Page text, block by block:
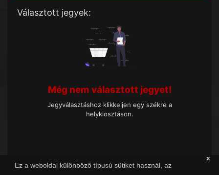
x
Ez a weboldal különböző típusú sütiket használ, az
Választott jegyek:
Még nem választott jegyet!
Jegyválasztáshoz klikkeljen egy székre a
helykiosztáson.